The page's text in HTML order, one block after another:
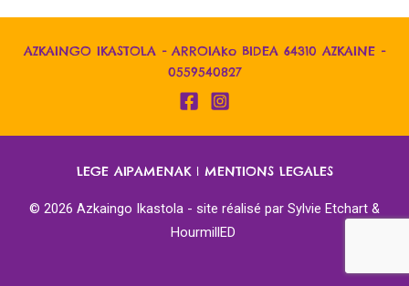
AZKAINGO IKASTOLA - ARROIAko BIDEA 64310 AZKAINE -
0559540827
LEGE AIPAMENAK| MENTIONS LEGALES
© 2026 Azkaingo Ikastola - site réalisé par Sylvie Etchart &
HourmillED